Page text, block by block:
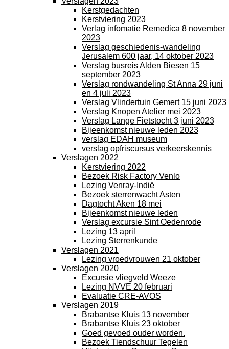
Kerstgedachten
Kerstviering 2023
Verlag infomatie Remedica 8 november
2023
Verslag geschiedenis-wandeling
Jerusalem 600 jaar, 14 oktober 2023
Verslag busreis Alden Biesen 15
september 2023
Verslag rondwandeling St Anna 29 juni
en 4 juli 2023
Verslag Vlindertuin Gemert 15 juni 2023
Verslag Knopen Atelier mei 2023
Verslag Lange Fietstocht 3 juni 2023
Bijeenkomst nieuwe leden 2023
verslag EDAH museum
verslag opfriscursus verkeerskennis
Verslagen 2022
Kerstviering 2022
Bezoek Risk Factory Venlo
Lezing Venray-Indië
Bezoek sterrenwacht Asten
Dagtocht Aken 18 mei
Bijeenkomst nieuwe leden
Verslag excursie Sint Oedenrode
Lezing 13 april
Lezing Sterrenkunde
Verslagen 2021
Lezing vroedvrouwen 21 oktober
Verslagen 2020
Excursie vliegveld Weeze
Lezing NVVE 20 februari
Evaluatie CRE-AVOS
Verslagen 2019
Brabantse Kluis 13 november
Brabantse Kluis 23 oktober
Goed gevoed ouder worden.
Bezoek Tiendschuur Tegelen